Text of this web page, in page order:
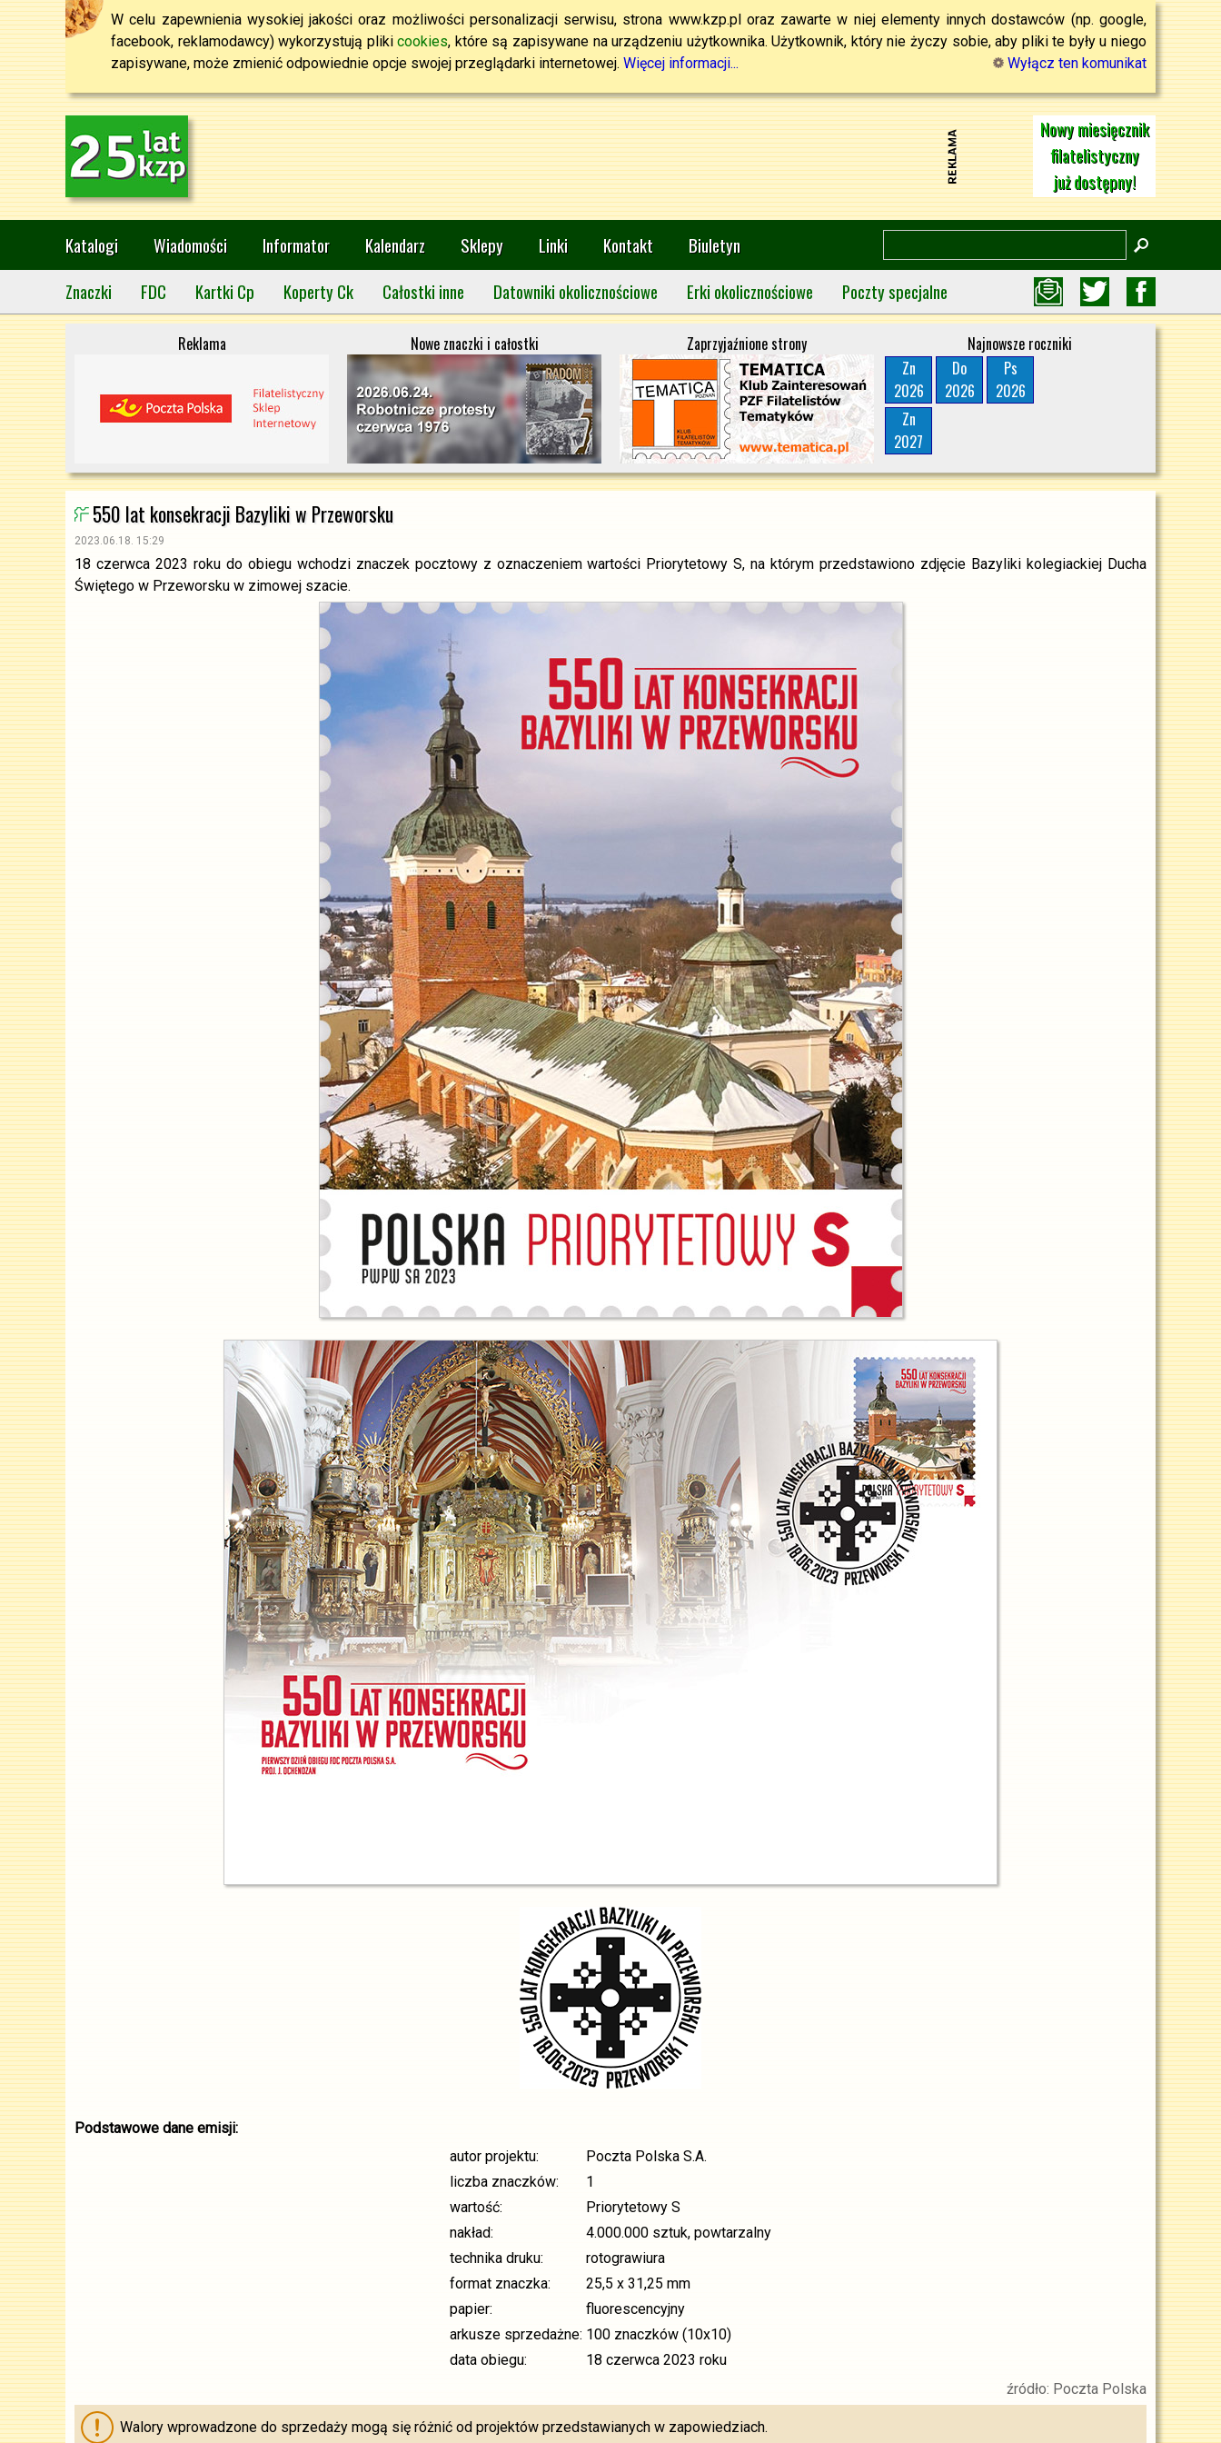
W celu zapewnienia wysokiej jakości oraz możliwości personalizacji serwisu, strona www.kzp.pl oraz zawarte w niej elementy innych dostawców (np. google,
facebook, reklamodawcy) wykorzystują plikicookies, które są zapisywane na urządzeniu użytkownika. Użytkownik, który nie życzy sobie, aby pliki te były u niego
zapisywane, może zmienić odpowiednie opcje swojej przeglądarki internetowej. Więcej informacji... Wyłącz ten komunikat
Nowy miesięcznik
filatelistyczny
już dostępny!
Katalogi Wiadomości Informator Kalendarz Sklepy Linki Kontakt
Biuletyn
Znaczki
FDC Kartki Cp Koperty Ck Całostki inne Datowniki okolicznościowe Erki okolicznościowe Poczty specjalne
Reklama Nowe znaczki i całostki Zaprzyjaźnione strony
Najnowsze roczniki
Zn
2026
Do
2026
Ps
2026
Zn
2027
550 lat konsekracji Bazyliki w Przeworsku
2023.06.18. 15:29
18 czerwca 2023 roku do obiegu wchodzi znaczek pocztowy z oznaczeniem wartości Priorytetowy S, na którym przedstawiono zdjęcie Bazyliki kolegiackiej Ducha
Świętego w Przeworsku w zimowej szacie.
Podstawowe dane emisji:
autor projektu:
Poczta Polska S.A.
liczba znaczków:
1
wartość:
Priorytetowy S
nakład:
4.000.000 sztuk, powtarzalny
technika druku:
rotograwiura
format znaczka:
25,5 x 31,25 mm
papier:
fluorescencyjny
arkusze sprzedażne: 100 znaczków (10x10)
data obiegu:
18 czerwca 2023 roku
źródło: Poczta Polska
Walory wprowadzone do sprzedaży mogą się różnić od projektów przedstawianych w zapowiedziach.